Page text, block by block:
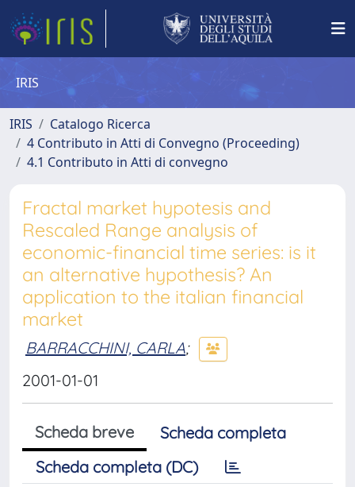
IRIS
IRIS
Catalogo Ricerca
4 Contributo in Atti di Convegno (Proceeding)
4.1 Contributo in Atti di convegno
Fractal market hypotesis and
Rescaled Range analysis of
economic-financial time series: is it
an alternative hypothesis? An
application to the italian financial
market
BARRACCHINI, CARLA;
2001-01-01
Scheda breve
Scheda completa
Scheda completa (DC)